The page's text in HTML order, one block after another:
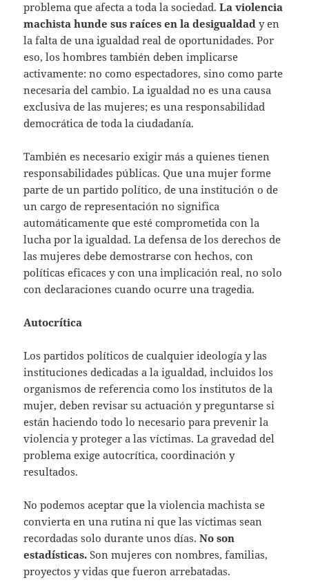
problema que afecta a toda la sociedad.La violencia
machista hunde sus raíces en la desigualdad y en
la falta de una igualdad real de oportunidades. Por
eso, los hombres también deben implicarse
activamente: no como espectadores, sino como parte
necesaria del cambio. La igualdad no es una causa
exclusiva de las mujeres; es una responsabilidad
democrática de toda la ciudadanía.
También es necesario exigir más a quienes tienen
responsabilidades públicas. Que una mujer forme
parte de un partido político, de una institución o de
un cargo de representación no significa
automáticamente que esté comprometida con la
lucha por la igualdad. La defensa de los derechos de
las mujeres debe demostrarse con hechos, con
políticas eficaces y con una implicación real, no solo
con declaraciones cuando ocurre una tragedia.
Autocrítica
Los partidos políticos de cualquier ideología y las
instituciones dedicadas a la igualdad, incluidos los
organismos de referencia como los institutos de la
mujer, deben revisar su actuación y preguntarse si
están haciendo todo lo necesario para prevenir la
violencia y proteger a las víctimas. La gravedad del
problema exige autocrítica, coordinación y
resultados.
No podemos aceptar que la violencia machista se
convierta en una rutina ni que las víctimas sean
recordadas solo durante unos días.No son
estadísticas. Son mujeres con nombres, familias,
proyectos y vidas que fueron arrebatadas.